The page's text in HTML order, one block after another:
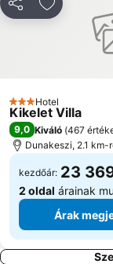
Budai Vár
Blaha Lujza téri
Andrássy út
Megosztás
3 Kategória
Hotel
Kikelet Villa
9,0 Kiváló (467
Dunakeszi, 2.1 km-
kezdőár: 23
2 oldal árainak
Árak